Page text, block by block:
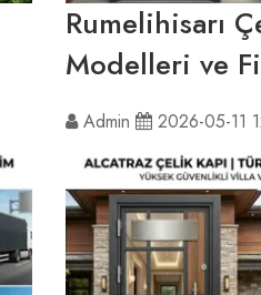
Rumelihisarı
Modelleri ve
Admin 2026-05-11